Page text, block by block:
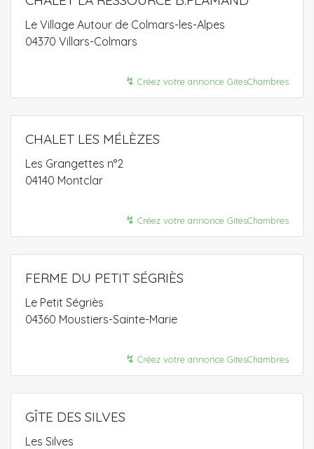
Le Village Autour de Colmars-les-Alpes
04370 Villars-Colmars
↯ Créez votre annonce GitesChambres
CHALET LES MÉLÈZES
Les Grangettes n°2
04140 Montclar
↯ Créez votre annonce GitesChambres
FERME DU PETIT SÉGRIÈS
Le Petit Ségriès
04360 Moustiers-Sainte-Marie
↯ Créez votre annonce GitesChambres
GÎTE DES SILVES
Les Silves